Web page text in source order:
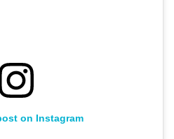
on Instagram